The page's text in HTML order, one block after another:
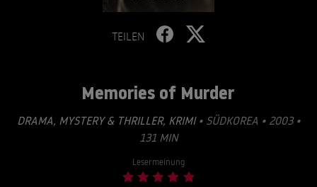
TEILEN
Memories of Murder
DRAMA, MYSTERY & THRILLER, KRIMI• SÜDKOREA • 2003 •
131 MIN
Lesermeinung